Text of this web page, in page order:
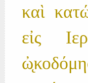
καὶ
εἰς